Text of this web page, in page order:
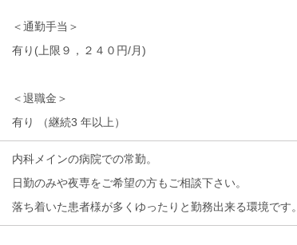
＜通勤手当＞
有り(上限９，２４０円/月)
＜退職金＞
有り （継続3 年以上）
内科メインの病院での常勤。
日勤のみや夜専をご希望の方もご相談下さい。
落ち着いた患者様が多くゆったりと勤務出来る環境です。